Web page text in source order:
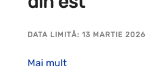
DATA LIMITĂ: 13 MARTIE 2026
Mai mult